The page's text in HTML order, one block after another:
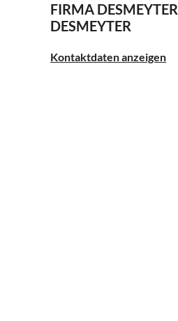
FIRMA DESMEYTER
DESMEYTER
Kontaktdaten anzeigen